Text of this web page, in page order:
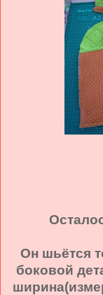
Он шьётся
боковой